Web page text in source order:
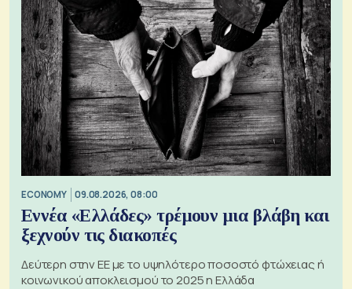
ECONOMY 09.08.2026, 08:00
Εννέα «Ελλάδες» τρέμουν μια βλάβη και
ξεχνούν τις διακοπές
Δεύτερη στην ΕΕ με το υψηλότερο ποσοστό φτώχειας ή
κοινωνικού αποκλεισμού το 2025 η Ελλάδα